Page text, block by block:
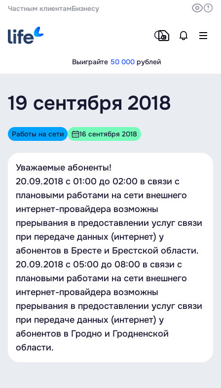
Частным клиентамБизнесу
Выиграйте 50 000 рублей
19 сентября 2018
Работы на сети 16 сентября 2018
Уважаемые абоненты!
20.09.2018 с 01:00 до 02:00 в связи с
плановыми работами на сети внешнего
интернет-провайдера возможны
прерывания в предоставлении услуг связи
при передаче данных (интернет) у
абонентов в Бресте и Брестской области.
20.09.2018 с 05:00 до 08:00 в связи с
плановыми работами на сети внешнего
интернет-провайдера возможны
прерывания в предоставлении услуг связи
при передаче данных (интернет) у
абонентов в Гродно и Гродненской
области.